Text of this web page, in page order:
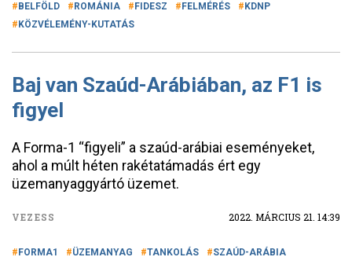
BELFÖLD ROMÁNIA FIDESZ FELMÉRÉS
KDNP
KÖZVÉLEMÉNY-KUTATÁS
Baj van Szaúd-Arábiában, az F1 is
figyel
A Forma-1 “figyeli” a szaúd-arábiai eseményeket,
ahol a múlt héten rakétatámadás ért egy
üzemanyaggyártó üzemet.
VEZESS 2022. MÁRCIUS 21. 14:39
FORMA1 ÜZEMANYAG TANKOLÁS SZAÚD-ARÁBIA